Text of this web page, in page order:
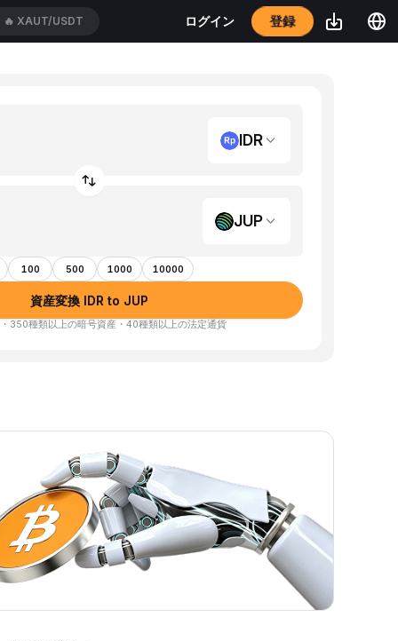
🔥 XAUT/USDT ログイン 登録
IDR
JUP
100 500 1000 10000
資産変換 IDR to JUP
350種類以上の暗号資産・40種類以上の法定通貨